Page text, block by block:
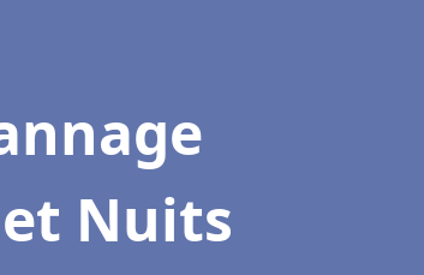
Nuits